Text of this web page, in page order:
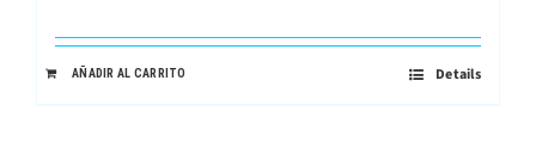
AÑADIR AL CARRITO Details